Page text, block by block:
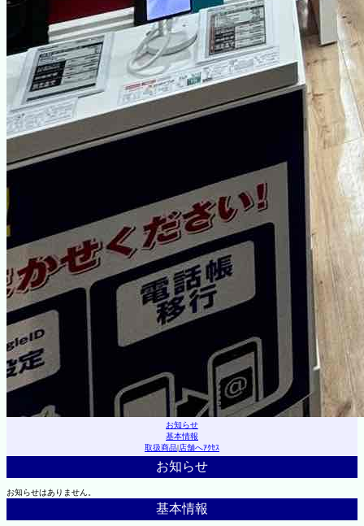
お知らせ
基本情報
取扱商品|店舗へｱｸｾｽ
お知らせ
お知らせはありません。
基本情報